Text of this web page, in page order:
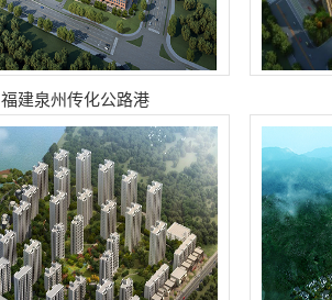
福建泉州传化公路港